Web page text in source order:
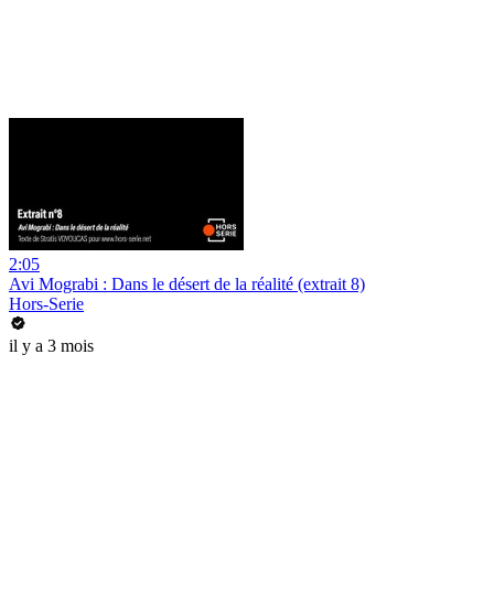
2:05
Avi Mograbi : Dans le désert de la réalité (extrait 8)
Hors-Serie
il y a 3 mois